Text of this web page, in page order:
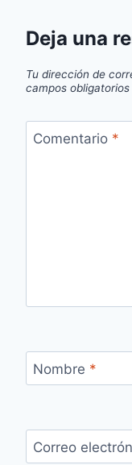
Deja una
Tu dirección de
campos
Comentario *
Nombre *
Correo